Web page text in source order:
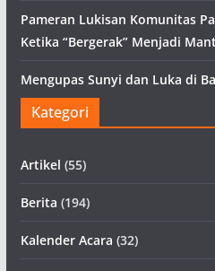
Pameran Lukisan Komunitas
Ketika “Bergerak” Menjadi
Mengupas Sunyi dan Luka di
Kategori
Artikel (55)
Berita (194)
Kalender Acara (32)